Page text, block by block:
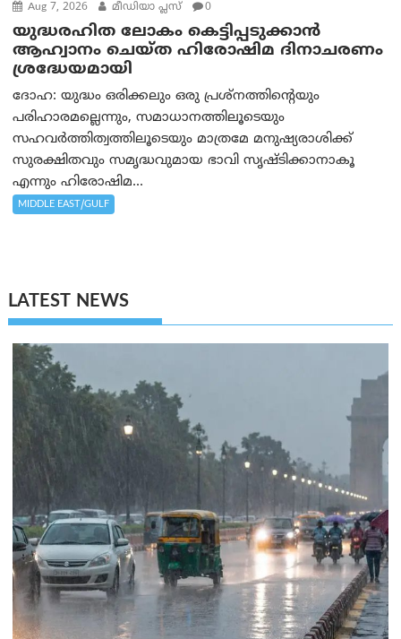
Aug 7, 2026 മീഡിയാ പ്ലസ് 0
യുദ്ധരഹിത ലോകം കെട്ടിപ്പടുക്കാന്‍
ആഹ്വാനം ചെയ്ത ഹിരോഷിമ ദിനാചരണം
ശ്രദ്ധേയമായി
ദോഹ: യുദ്ധം ഒരിക്കലും ഒരു പ്രശ്‌നത്തിന്റെയും
പരിഹാരമല്ലെന്നും, സമാധാനത്തിലൂടെയും
സഹവര്‍ത്തിത്വത്തിലൂടെയും മാത്രമേ മനുഷ്യരാശിക്ക്
സുരക്ഷിതവും സമൃദ്ധവുമായ ഭാവി സൃഷ്ടിക്കാനാകൂ
എന്നും ഹിരോഷിമ...
MIDDLE EAST/GULF
LATEST NEWS